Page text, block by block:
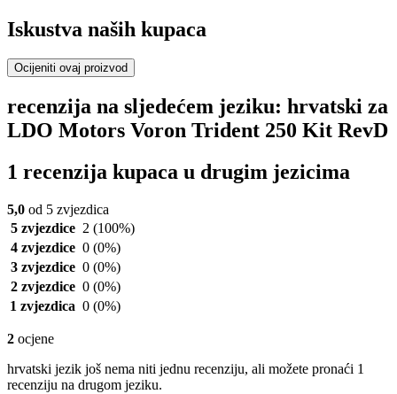
Iskustva naših kupaca
Ocijeniti ovaj proizvod
recenzija na sljedećem jeziku: hrvatski za
LDO Motors Voron Trident 250 Kit RevD
1 recenzija kupaca u drugim jezicima
5,0 od 5 zvjezdica
5 zvjezdice 2 (100%)
4 zvjezdice 0 (0%)
3 zvjezdice 0 (0%)
2 zvjezdice 0 (0%)
1 zvjezdica 0 (0%)
2 ocjene
hrvatski jezik još nema niti jednu recenziju, ali možete pronaći 1
recenziju na drugom jeziku.